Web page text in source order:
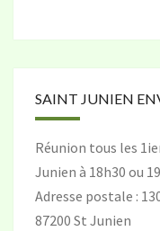
SAINT JUNIEN
Réunion tous les
Junien à 18h30 ou
Adresse postale :
87200 St Junien